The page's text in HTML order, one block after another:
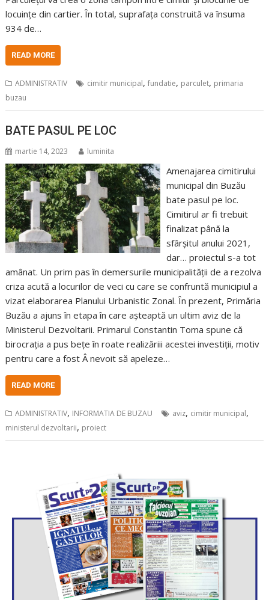
locuințe din cartier. În total, suprafața construită va însuma
934 de…
READ MORE
ADMINISTRATIV cimitir municipal,fundatie, parculet, primaria
buzau
BATE PASUL PE LOC
martie 14, 2023 luminita
Amenajarea cimitirului
municipal din Buzău
bate pasul pe loc.
Cimitirul ar fi trebuit
finalizat până la
sfârșitul anului 2021,
dar… proiectul s-a tot
amânat. Un prim pas în demersurile municipalității de a rezolva
criza acută a locurilor de veci cu care se confruntă municipiul a
vizat elaborarea Planului Urbanistic Zonal. În prezent, Primăria
Buzău a ajuns în etapa în care așteaptă un ultim aviz de la
Ministerul Dezvoltarii. Primarul Constantin Toma spune că
birocrația a pus bețe în roate realizăriii acestei investiții, motiv
pentru care a fost Â nevoit să apeleze…
READ MORE
ADMINISTRATIV, INFORMATIA DE BUZAU aviz, cimitir municipal,
ministerul dezvoltarii, proiect